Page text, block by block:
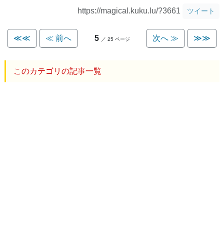
https://magical.kuku.lu/?3661 ツイート
≪≪ ≪ 前へ 5 ／ 25 ページ 次へ ≫ ≫≫
このカテゴリの記事一覧